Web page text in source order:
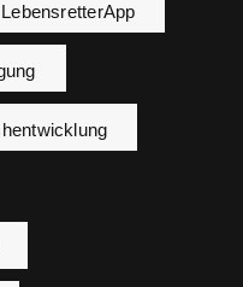
LebensretterApp